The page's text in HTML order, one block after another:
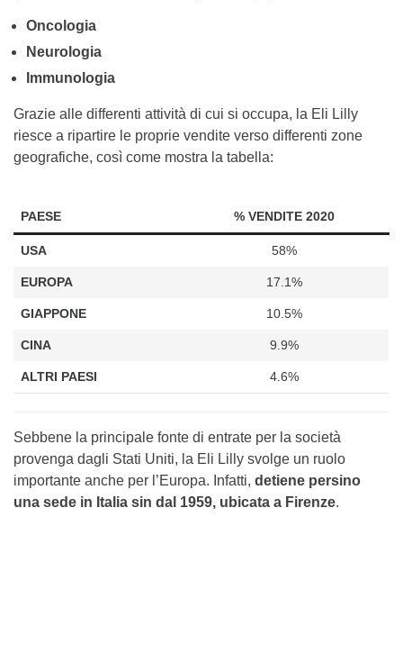
Oncologia
Neurologia
Immunologia
Grazie alle differenti attività di cui si occupa, la Eli Lilly
riesce a ripartire le proprie vendite verso differenti zone
geografiche, così come mostra la tabella:
PAESE % VENDITE 2020
USA 58%
EUROPA 17.1%
GIAPPONE 10.5%
CINA 9.9%
ALTRI PAESI 4.6%
Sebbene la principale fonte di entrate per la società
provenga dagli Stati Uniti, la Eli Lilly svolge un ruolo
importante anche per l’Europa. Infatti, detiene persino
una sede in Italia sin dal 1959, ubicata a Firenze.